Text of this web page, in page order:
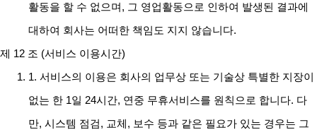
활동을 할 수 없으며, 그 영업활동으로 인하여 발생된 결과에
대하여 회사는 어떠한 책임도 지지 않습니다.
제 12 조 (서비스 이용시간)
1. 서비스의 이용은 회사의 업무상 또는 기술상 특별한 지장이
없는 한 1일 24시간, 연중 무휴서비스를 원칙으로 합니다. 다
만, 시스템 점검, 교체, 보수 등과 같은 필요가 있는 경우는 그